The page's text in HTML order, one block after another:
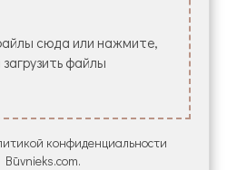
сюда или нажмите,
файлы
конфиденциальности
Būvnieks.com.